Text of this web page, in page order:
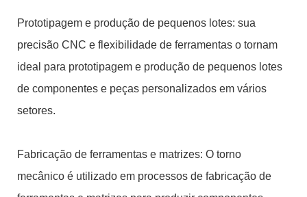
Prototipagem e produção de pequenos lotes: sua
precisão CNC e flexibilidade de ferramentas o tornam
ideal para prototipagem e produção de pequenos lotes
de componentes e peças personalizados em vários
setores.
Fabricação de ferramentas e matrizes: O torno
mecânico é utilizado em processos de fabricação de